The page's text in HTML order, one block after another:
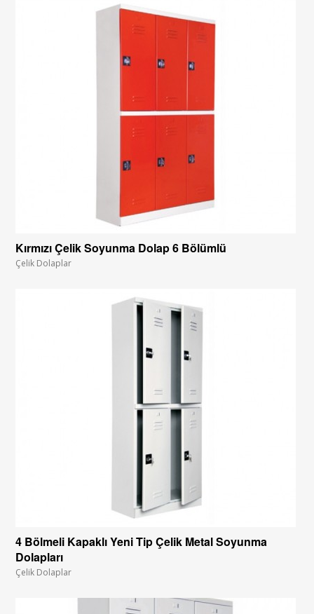
Kırmızı Çelik Soyunma Dolap 6 Bölümlü
Çelik Dolaplar
4 Bölmeli Kapaklı Yeni Tip Çelik Metal Soyunma
Dolapları
Çelik Dolaplar